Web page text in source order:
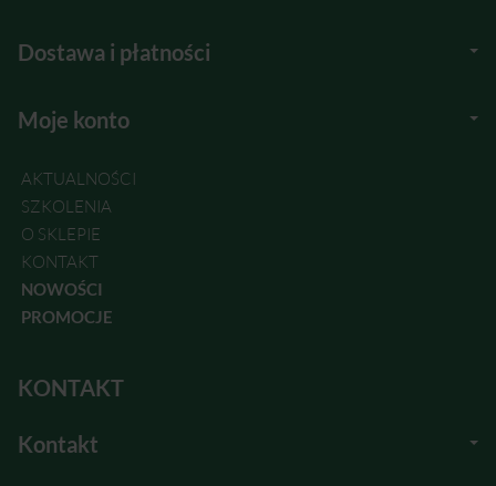
Dostawa i płatności
Moje konto
AKTUALNOŚCI
SZKOLENIA
O SKLEPIE
KONTAKT
NOWOŚCI
PROMOCJE
KONTAKT
Kontakt